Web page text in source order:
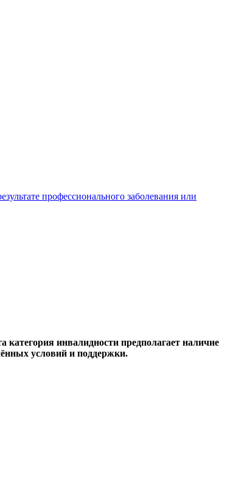
профессионального заболевания или
инвалидности предполагает наличие
условий и поддержки.